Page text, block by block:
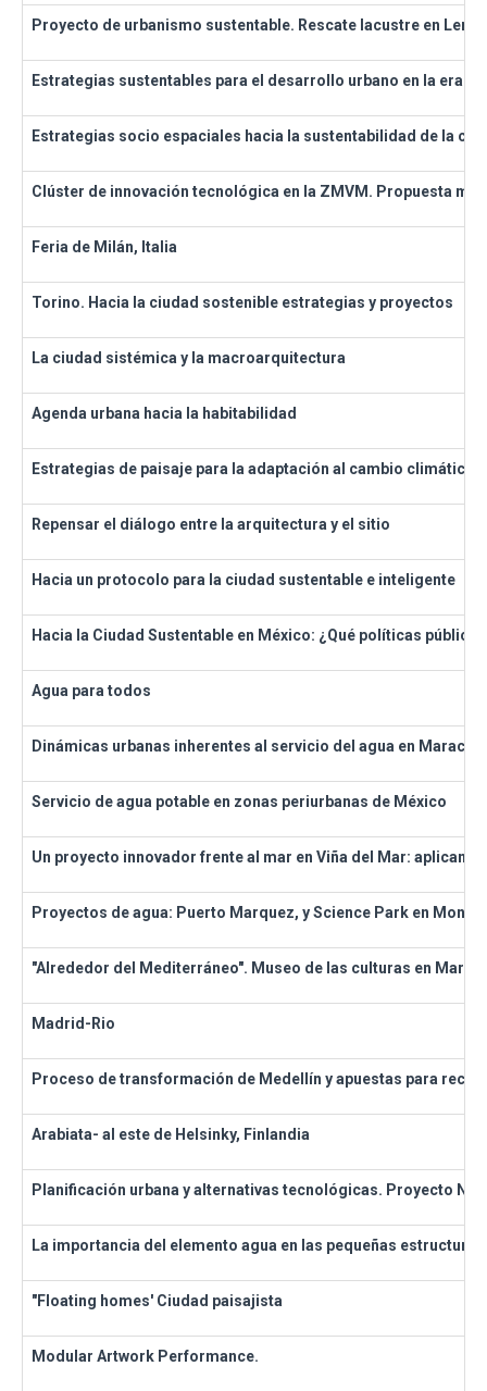
Proyecto de urbanismo sustentable. Rescate lacustre en
Estrategias sustentables para el desarrollo urbano en la era
Estrategias socio espaciales hacia la sustentabilidad de la
Clúster de innovación tecnológica en la ZMVM. Propuesta
Feria de Milán, Italia
Torino. Hacia la ciudad sostenible estrategias y proyectos
La ciudad sistémica y la macroarquitectura
Agenda urbana hacia la habitabilidad
Estrategias de paisaje para la adaptación al cambio climático.
Repensar el diálogo entre la arquitectura y el sitio
Hacia un protocolo para la ciudad sustentable e inteligente
Hacia la Ciudad Sustentable en México: ¿Qué políticas
Agua para todos
Dinámicas urbanas inherentes al servicio del agua en
Servicio de agua potable en zonas periurbanas de México
Un proyecto innovador frente al mar en Viña del Mar:
Proyectos de agua: Puerto Marquez, y Science Park en
"Alrededor del Mediterráneo". Museo de las culturas en
Madrid-Rio
Proceso de transformación de Medellín y apuestas para
Arabiata- al este de Helsinky, Finlandia
Planificación urbana y alternativas tecnológicas. Proyecto
La importancia del elemento agua en las pequeñas
"Floating homes' Ciudad paisajista
Modular Artwork Performance.